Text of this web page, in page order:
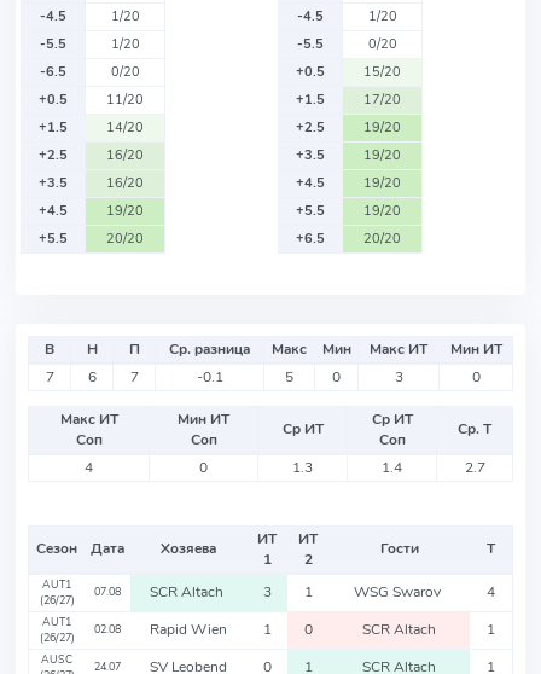
-4.5
1/20
-5.5
1/20
-6.5
0/20
+0.5
11/20
+1.5
14/20
+2.5
16/20
+3.5
16/20
+4.5
19/20
+5.5
20/20
-4.5
1/20
-5.5
0/20
+0.5
15/20
+1.5
17/20
+2.5
19/20
+3.5
19/20
+4.5
19/20
+5.5
19/20
+6.5
20/20
В Н П Ср. разница Макс Мин Макс ИТ
Мин ИТ
7
6 7 -0.1 5 0 3 0
Макс ИТ
Соп
Мин ИТ
Соп
Ср ИТ
Ср ИТ
Соп
Ср. Т
4
0 1.3 1.4 2.7
Сезон Дата Хозяева
ИТ
1
ИТ
2
Гости Т
AUT1
(26/27)
07.08 SCR Altach 3 1 WSG Swarov 4
AUT1
(26/27)
02.08 Rapid Wien 1 0 SCR Altach 1
AUSC
24.07 SV Leobend 0 1 SCR Altach 1